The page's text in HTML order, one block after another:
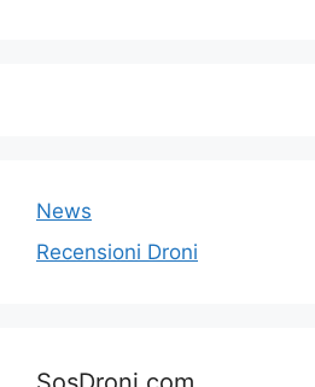
News
Recensioni Droni